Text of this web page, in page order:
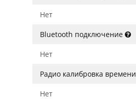
Нет
Bluetooth подключение
Нет
Радио калибровка времени
Нет